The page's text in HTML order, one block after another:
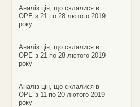
Аналіз цін, що склалися в
ОРЕ з 21 по 28 лютого 2019
року
Аналіз цін, що склалися в
ОРЕ з 21 по 28 лютого 2019
року
Аналіз цін, що склалися в
ОРЕ з 11 по 20 лютого 2019
року